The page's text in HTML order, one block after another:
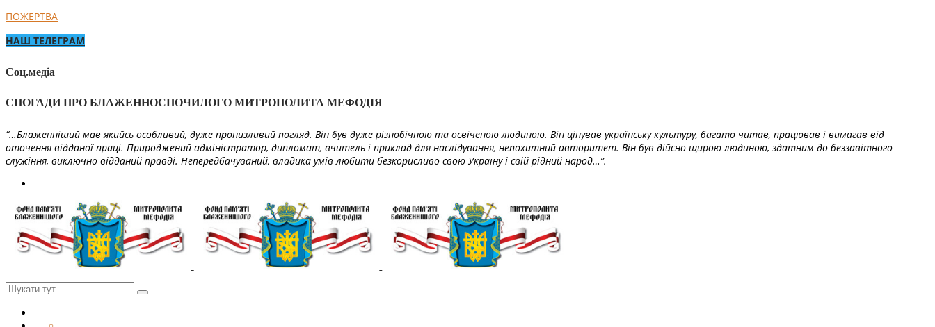
ПОЖЕРТВА
НАШ ТЕЛЕГРАМ
Соц.медіа
СПОГАДИ ПРО БЛАЖЕННОСПОЧИЛОГО МИТРОПОЛИТА МЕФОДІЯ
“…Блаженніший мав якийсь особливий, дуже пронизливий погляд. Він був дуже різнобічною та освіченою людиною. Він цінував українську культуру, багато читав, працював і вимагав від
оточення відданої праці. Природжений адміністратор, дипломат, вчитель і приклад для наслідування, непохитний авторитет. Він був дійсно щирою людиною, здатним до беззавітного
служіння, виключно відданий правді. Непередбачуваний, владика умів любити безкорисливо свою Україну і свій рідний народ…”.